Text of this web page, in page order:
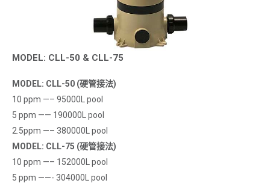
MODEL: CLL-50 & CLL-75
MODEL: CLL-50 (硬管接法)
10 ppm —– 95000L pool
5 ppm —— 190000L pool
2.5ppm —– 380000L pool
MODEL: CLL-75 (硬管接法)
10 ppm —– 152000L pool
5 ppm ——- 304000L pool